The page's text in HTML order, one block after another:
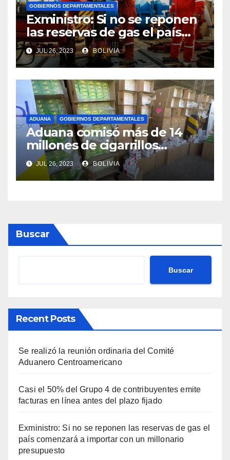
GOBIERNOS DEPARTAMENTALES
Exministro: Si no se reponen
las reservas de gas el país
comenzará a importar con un
millonario presupuesto
JUL 26, 2023 BOLIVIA
ADUANA GOBIERNOS DEPARTAMENTALES
Aduana comisó más de 14
millones de cigarrillos
valuados en Bs 700.000
JUL 26, 2023 BOLIVIA
Buscar
Buscar
Recent Posts
Se realizó la reunión ordinaria del Comité
Aduanero Centroamericano
Casi el 50% del Grupo 4 de contribuyentes emite
facturas en línea antes del plazo fijado
Exministro: Si no se reponen las reservas de gas el
país comenzará a importar con un millonario
presupuesto